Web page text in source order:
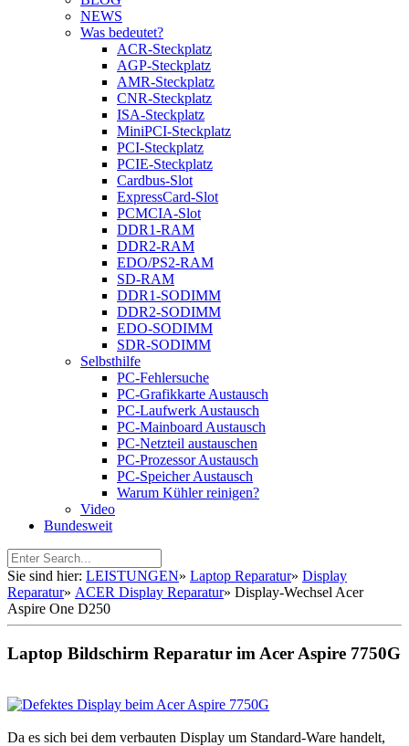
NEWS
Was bedeutet?
ACR-Steckplatz
AGP-Steckplatz
AMR-Steckplatz
CNR-Steckplatz
ISA-Steckplatz
MiniPCI-Steckplatz
PCI-Steckplatz
PCIE-Steckplatz
Cardbus-Slot
ExpressCard-Slot
PCMCIA-Slot
DDR1-RAM
DDR2-RAM
EDO/PS2-RAM
SD-RAM
DDR1-SODIMM
DDR2-SODIMM
EDO-SODIMM
SDR-SODIMM
Selbsthilfe
PC-Fehlersuche
PC-Grafikkarte Austausch
PC-Laufwerk Austausch
PC-Mainboard Austausch
PC-Netzteil austauschen
PC-Prozessor Austausch
PC-Speicher Austausch
Warum Kühler reinigen?
Video
Bundesweit
Sie sind hier: LEISTUNGEN» Laptop Reparatur» Display
Reparatur» ACER Display Reparatur» Display-Wechsel Acer
Aspire One D250
Laptop Bildschirm Reparatur im Acer Aspire 7750G
Da es sich bei dem verbauten Display um Standard-Ware handelt,